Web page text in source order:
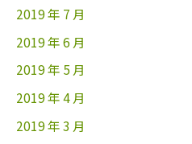
2019 年 7 月
2019 年 6 月
2019 年 5 月
2019 年 4 月
2019 年 3 月